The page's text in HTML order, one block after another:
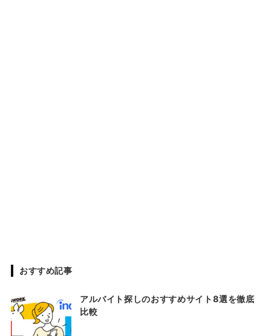
おすすめ記事
アルバイト探しのおすすめサイト8選を徹底
比較